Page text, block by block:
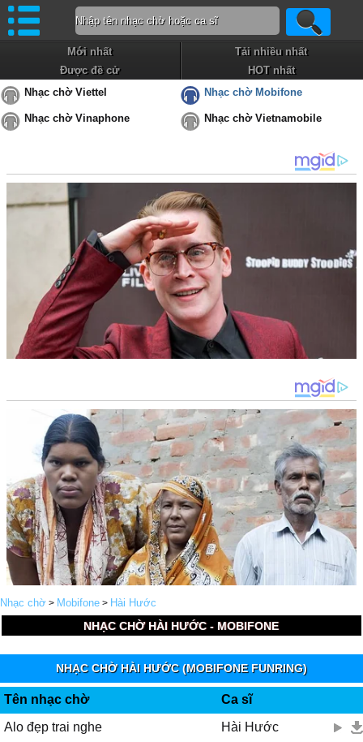
Mới nhất
Tải nhiều nhất
Được đề cử
HOT nhất
Nhạc chờ Viettel
Nhạc chờ Mobifone
Nhạc chờ Vinaphone Nhạc chờ Vietnamobile
Nhạc chờ > Mobifone > Hài Hước
NHẠC CHỜ HÀI HƯỚC - MOBIFONE
NHẠC CHỜ HÀI HƯỚC (MOBIFONE FUNRING)
Tên nhạc chờ
Ca sĩ
Alo đẹp trai nghe
Hài Hước